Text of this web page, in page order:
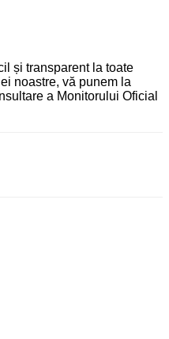
și transparent la toate
noastre, vă punem la
a Monitorului Oficial